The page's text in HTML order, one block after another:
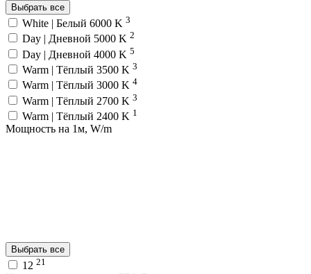
Выбрать все
White | Белый 6000 K 3
Day | Дневной 5000 K 2
Day | Дневной 4000 K 5
Warm | Тёплый 3500 K 3
Warm | Тёплый 3000 K 4
Warm | Тёплый 2700 K 3
Warm | Тёплый 2400 K 1
Мощность на 1м, W/m
Выбрать все
12 21